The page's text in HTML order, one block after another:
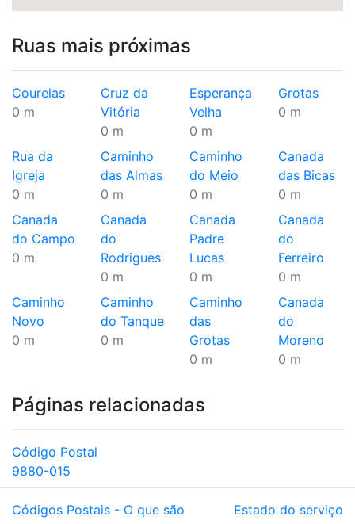
Ruas mais próximas
Courelas
0 m
Cruz da
Vitória
0 m
Esperança
Velha
0 m
Grotas
0 m
Rua da
Igreja
0 m
Caminho
das Almas
0 m
Caminho
do Meio
0 m
Canada
das Bicas
0 m
Canada
do Campo
0 m
Canada
do
Rodrigues
0 m
Canada
Padre
Lucas
0 m
Canada
do
Ferreiro
0 m
Caminho
Novo
0 m
Caminho
do Tanque
0 m
Caminho
das
Grotas
0 m
Canada
do
Moreno
0 m
Páginas relacionadas
Código Postal
9880-015
Códigos Postais - O que são Estado do serviço